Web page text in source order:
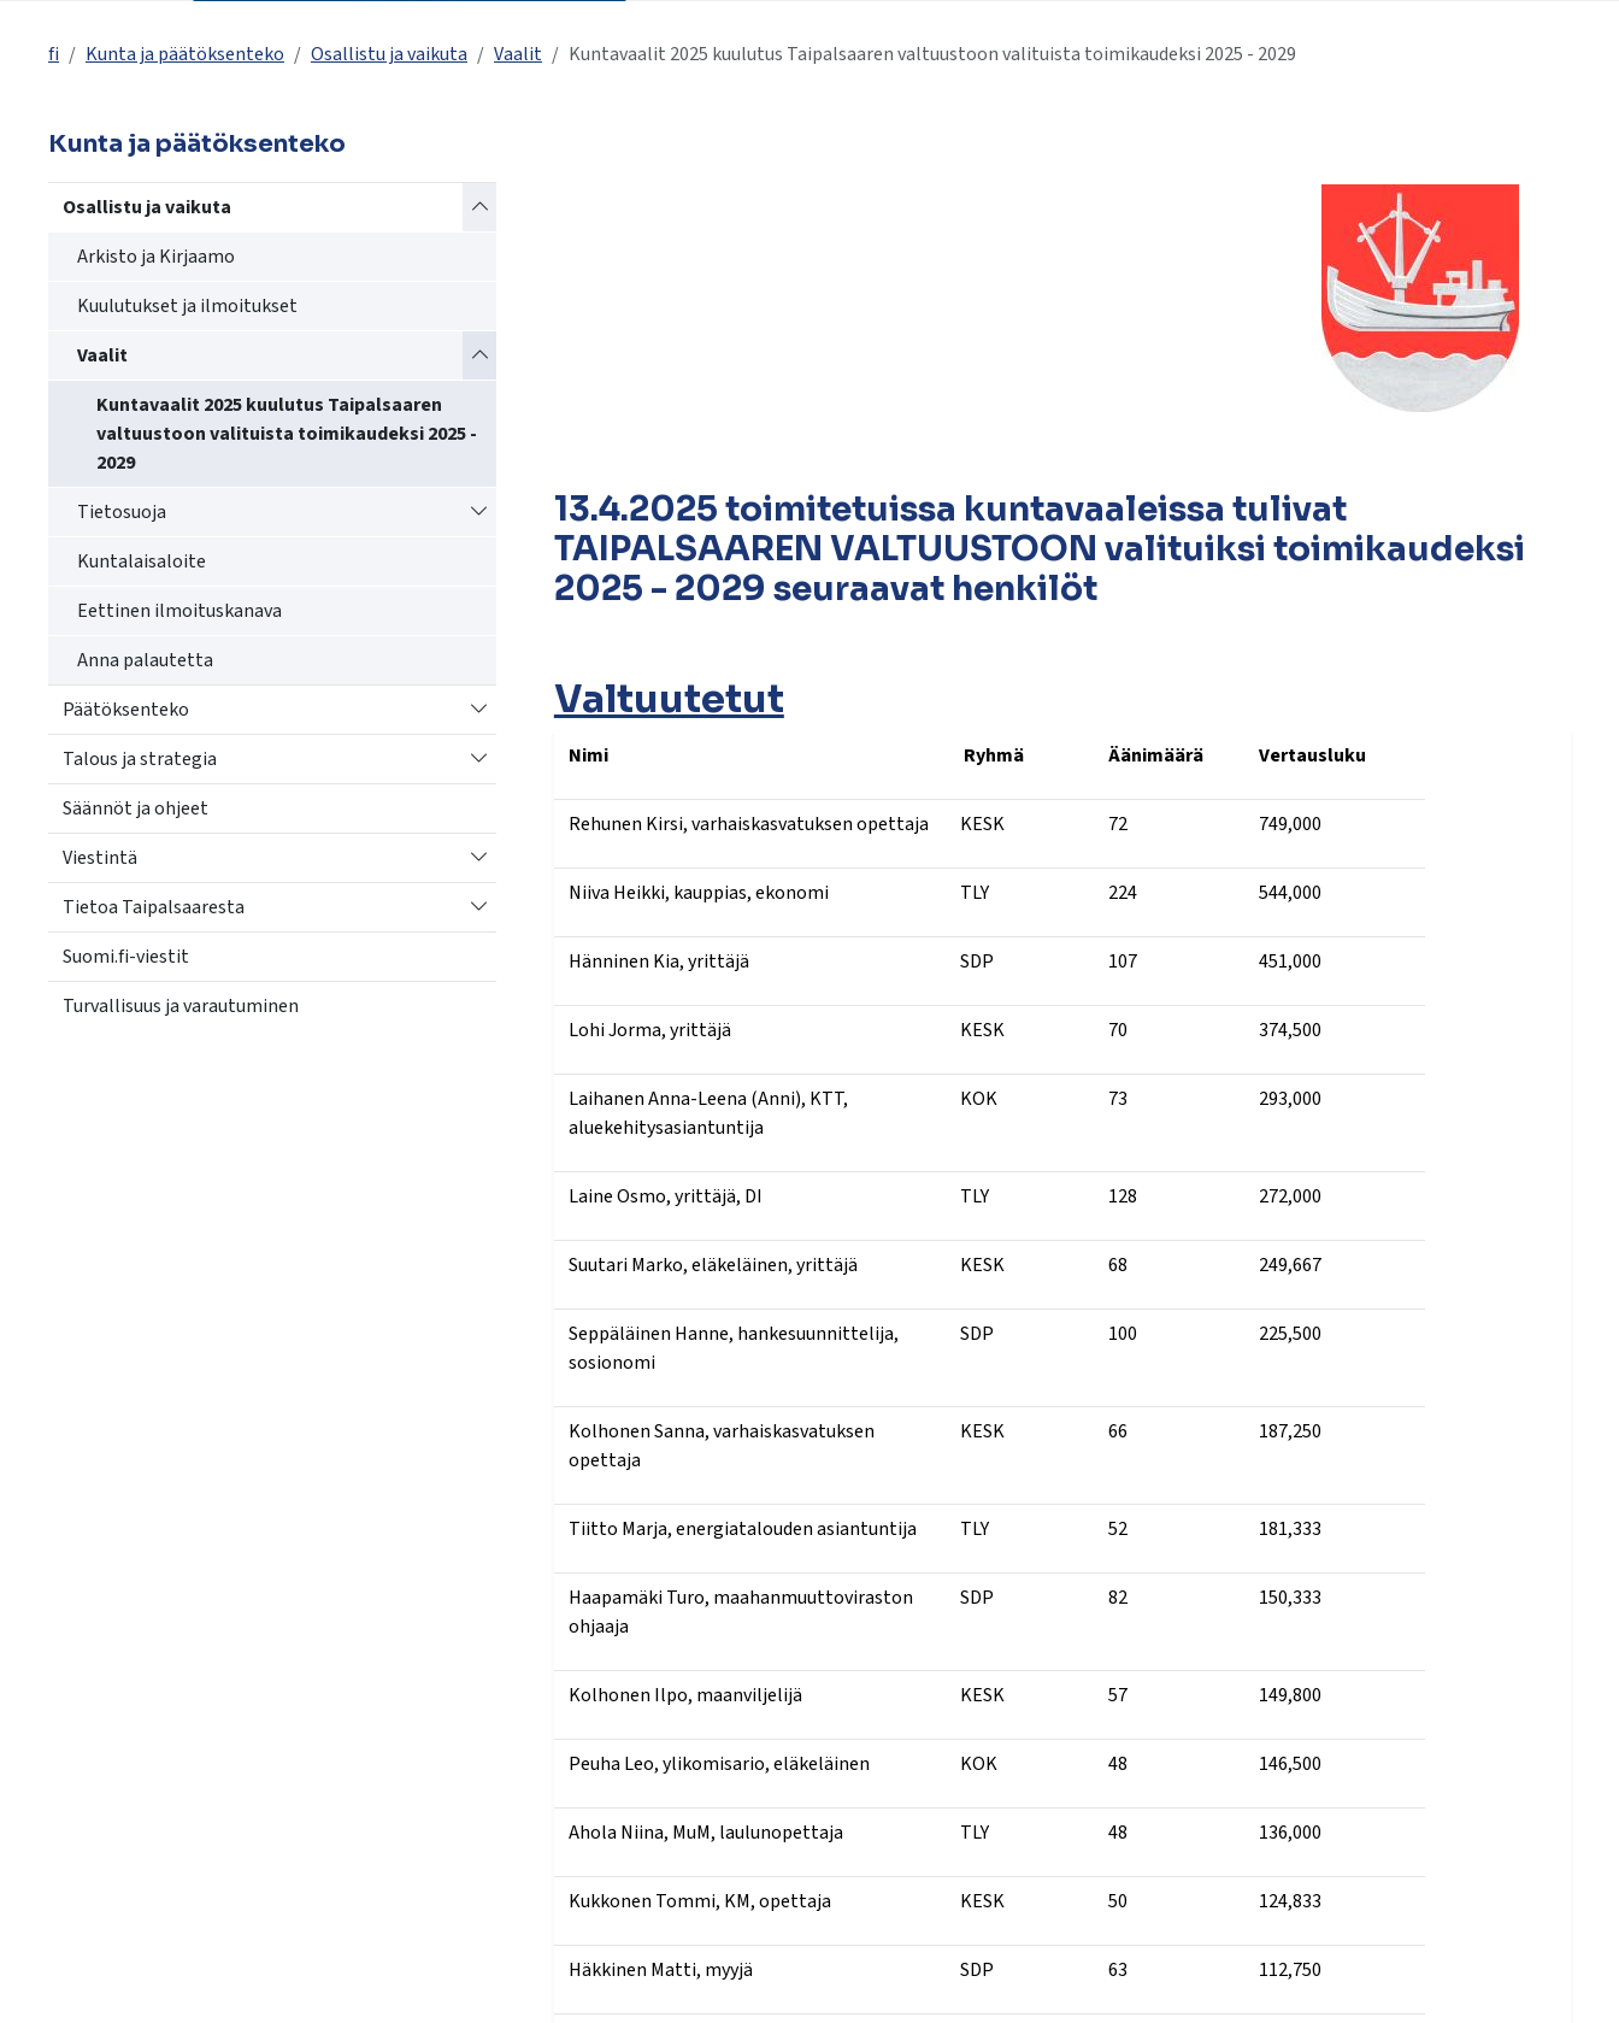
ja
fi Kunta ja päätöksenteko Osallistu ja vaikuta Vaalit Kuntavaalit 2025 kuulutus Taipalsaaren valtuustoon valituista toimikaudeksi 2025 - 2029
Kunta ja päätöksenteko
Osallistu ja vaikuta
Vaihda alasvetovalikkoa
Arkisto ja Kirjaamo
Kuulutukset ja ilmoitukset
Vaalit
Vaihda alasvetovalikkoa
Kuntavaalit 2025 kuulutus Taipalsaaren
valtuustoon valituista toimikaudeksi 2025 -
2029
Tietosuoja
Vaihda alasvetovalikkoa
Kuntalaisaloite
Eettinen ilmoituskanava
Anna palautetta
Päätöksenteko
Vaihda alasvetovalikkoa
Talous ja strategia
Vaihda alasvetovalikkoa
Säännöt ja ohjeet
Viestintä
Vaihda alasvetovalikkoa
Tietoa Taipalsaaresta
Vaihda alasvetovalikkoa
Suomi.fi-viestit
Turvallisuus ja varautuminen
13.4.2025 toimitetuissa kuntavaaleissa tulivat
TAIPALSAAREN VALTUUSTOON valituiksi toimikaudeksi
2025 - 2029 seuraavat henkilöt
Valtuutetut
Nimi Ryhmä Äänimäärä Vertausluku
Rehunen Kirsi, varhaiskasvatuksen opettaja KESK 72 749,000
Niiva Heikki, kauppias, ekonomi TLY 224 544,000
Hänninen Kia, yrittäjä SDP 107 451,000
Lohi Jorma, yrittäjä KESK 70 374,500
Laihanen Anna-Leena (Anni), KTT,
aluekehitysasiantuntija
KOK 73 293,000
Laine Osmo, yrittäjä, DI TLY 128 272,000
Suutari Marko, eläkeläinen, yrittäjä KESK 68 249,667
Seppäläinen Hanne, hankesuunnittelija,
sosionomi
SDP 100 225,500
Kolhonen Sanna, varhaiskasvatuksen
opettaja
KESK 66 187,250
Tiitto Marja, energiatalouden asiantuntija TLY 52 181,333
Haapamäki Turo, maahanmuuttoviraston
ohjaaja
SDP 82 150,333
Kolhonen Ilpo, maanviljelijä KESK 57 149,800
Peuha Leo, ylikomisario, eläkeläinen KOK 48 146,500
Ahola Niina, MuM, laulunopettaja TLY 48 136,000
Kukkonen Tommi, KM, opettaja KESK 50 124,833
Häkkinen Matti, myyjä SDP 63 112,750